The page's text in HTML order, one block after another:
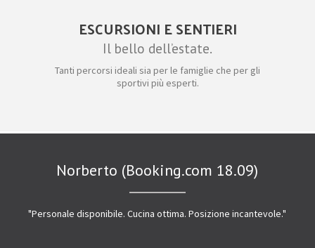
ESCURSIONI E SENTIERI
Il bello dell’estate.
Tanti percorsi ideali sia per le famiglie che per gli
sportivi più esperti.
Norberto (Booking.com 18.09)
"Personale disponibile. Cucina ottima. Posizione incantevole."